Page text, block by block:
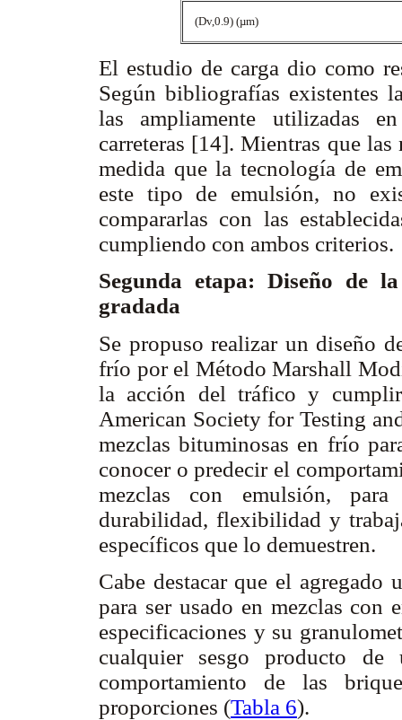
(Dv,0.9) (µm)
El estudio de carga dio como
Según bibliografías existentes
las ampliamente utilizadas
carreteras [14]. Mientras que
medida que la tecnología de
este tipo de emulsión, no
compararlas con las
cumpliendo con ambos criterios.
Segunda etapa: Diseño de
gradada
Se propuso realizar un diseño
frío por el Método Marshall
la acción del tráfico y
American Society for Testing
mezclas bituminosas en frío
conocer o predecir el
mezclas con emulsión,
durabilidad, flexibilidad y
específicos que lo demuestren.
Cabe destacar que el agregado
para ser usado en mezclas con
especificaciones y su
cualquier sesgo producto
comportamiento de las
proporciones (Tabla 6).